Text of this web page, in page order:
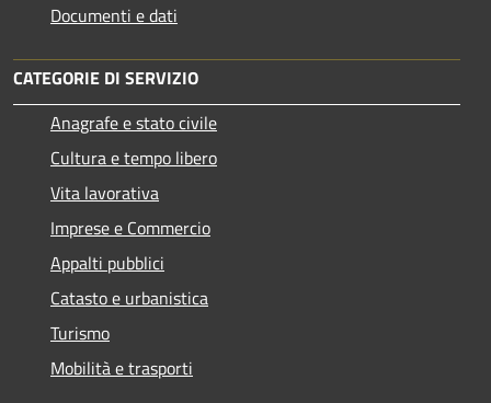
Documenti e dati
CATEGORIE DI SERVIZIO
Anagrafe e stato civile
Cultura e tempo libero
Vita lavorativa
Imprese e Commercio
Appalti pubblici
Catasto e urbanistica
Turismo
Mobilità e trasporti